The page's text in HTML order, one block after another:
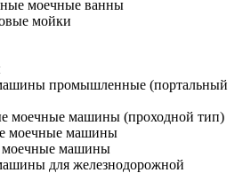
моечные ванны
мойки
промышленные (портальный
моечные машины (проходной тип)
моечные машины
машины
для железнодорожной